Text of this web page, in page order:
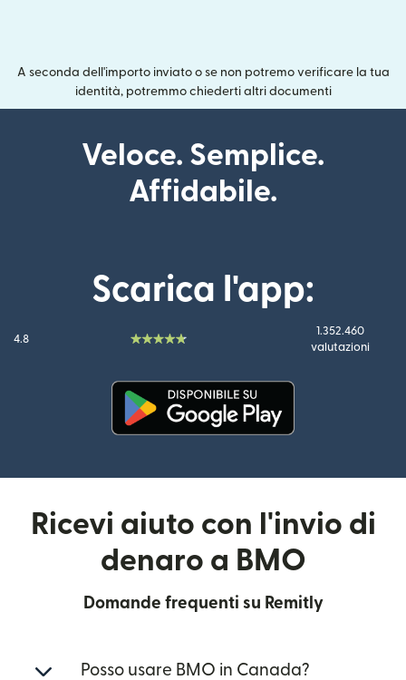
A seconda dell'importo inviato o se non potremo verificare la tua
identità, potremmo chiederti altri documenti
Veloce. Semplice.
Affidabile.
Scarica l'app:
4.8
1.352.460
valutazioni
Ricevi aiuto con l'invio di
denaro a BMO
Domande frequenti su Remitly
Posso usare BMO in Canada?